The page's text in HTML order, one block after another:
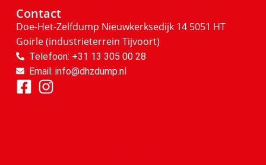
Contact
Doe-Het-Zelfdump Nieuwkerksedijk 14 5051 HT
Goirle(industrieterrein Tijvoort)
Telefoon: +31 13 305 00 28
Email: info@dhzdump.nl